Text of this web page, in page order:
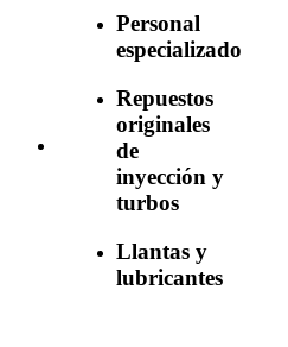
Personal
especializado
Repuestos
originales
de
inyección y
turbos
Llantas y
lubricantes